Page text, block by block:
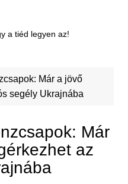
a tiéd legyen az!
Már a jövő
segély Ukrajnába
Már
az